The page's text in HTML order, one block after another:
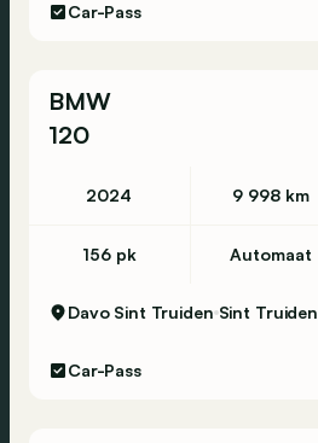
Car-Pass
BMW
120
2024 9 998 km
156 pk Automaat
Davo Sint Truiden Sint Truiden
Car-Pass